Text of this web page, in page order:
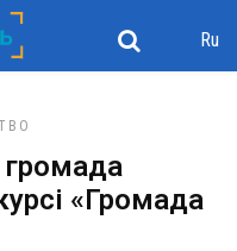
Ru
громада
«Громада